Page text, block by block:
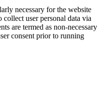
necessary for the website
user personal data via
are termed as non-necessary
consent prior to running